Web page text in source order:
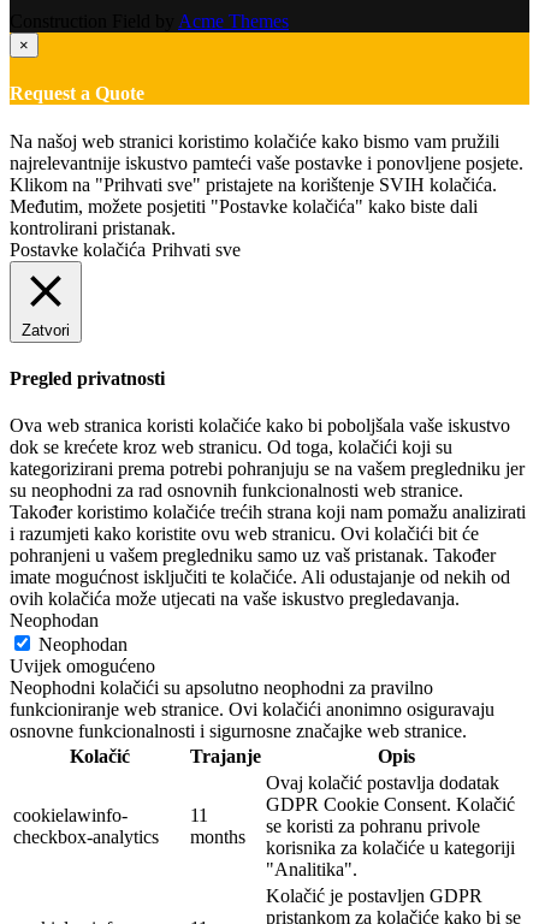
Acme Themes
×
Request a Quote
Na našoj web stranici koristimo kolačiće kako bismo vam pružili
najrelevantnije iskustvo pamteći vaše postavke i ponovljene posjete.
Klikom na "Prihvati sve" pristajete na korištenje SVIH kolačića.
Međutim, možete posjetiti "Postavke kolačića" kako biste dali
kontrolirani pristanak.
Postavke kolačića Prihvati sve
Zatvori
Pregled privatnosti
Ova web stranica koristi kolačiće kako bi poboljšala vaše iskustvo
dok se krećete kroz web stranicu. Od toga, kolačići koji su
kategorizirani prema potrebi pohranjuju se na vašem pregledniku jer
su neophodni za rad osnovnih funkcionalnosti web stranice.
Također koristimo kolačiće trećih strana koji nam pomažu analizirati
i razumjeti kako koristite ovu web stranicu. Ovi kolačići bit će
pohranjeni u vašem pregledniku samo uz vaš pristanak. Također
imate mogućnost isključiti te kolačiće. Ali odustajanje od nekih od
ovih kolačića može utjecati na vaše iskustvo pregledavanja.
Neophodan
Neophodan
Uvijek omogućeno
Neophodni kolačići su apsolutno neophodni za pravilno
funkcioniranje web stranice. Ovi kolačići anonimno osiguravaju
osnovne funkcionalnosti i sigurnosne značajke web stranice.
Kolačić
Trajanje Opis
cookielawinfo-
checkbox-analytics
11
months
Ovaj kolačić postavlja dodatak
GDPR Cookie Consent. Kolačić
se koristi za pohranu privole
korisnika za kolačiće u kategoriji
"Analitika".
Kolačić je postavljen GDPR
pristankom za kolačiće kako bi se